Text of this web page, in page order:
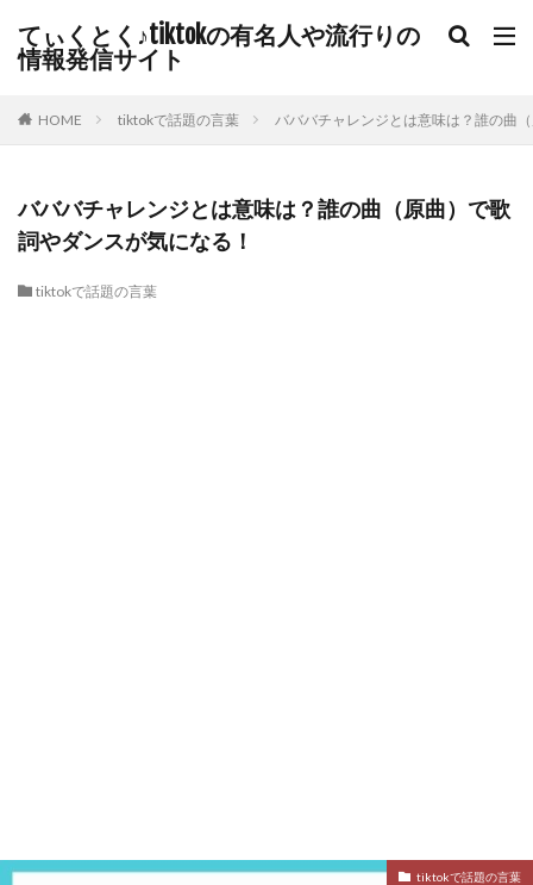
てぃくとく♪tiktokの有名人や流行りの
情報発信サイト
HOME tiktokで話題の言葉 バババチャレンジとは意味は？誰の曲
バババチャレンジとは意味は？誰の曲（原曲）で歌
詞やダンスが気になる！
tiktokで話題の言葉
tiktokで話題の言葉